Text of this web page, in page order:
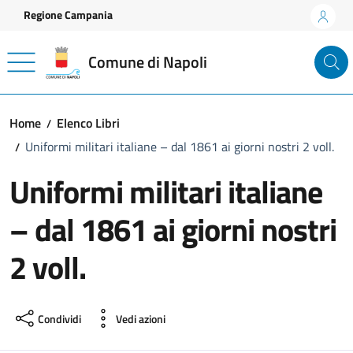
Vai ai contenuti
Vai al footer
Regione Campania
Comune di Napoli
Home
Elenco Libri
Uniformi militari italiane – dal 1861 ai giorni nostri 2 voll.
Uniformi militari italiane
– dal 1861 ai giorni nostri
2 voll.
Condividi Vedi azioni